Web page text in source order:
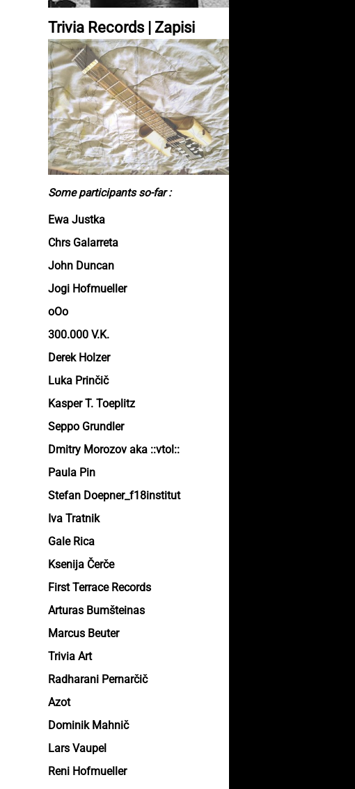
Trivia Records | Zapisi
Some participants so-far :
Ewa Justka
Chrs Galarreta
John Duncan
Jogi Hofmueller
oOo
300.000 V.K.
Derek Holzer
Luka Prinčič
Kasper T. Toeplitz
Seppo Grundler
Dmitry Morozov aka ::vtol::
Paula Pin
Stefan Doepner_f18institut
Iva Tratnik
Gale Rica
Ksenija Čerče
First Terrace Records
Arturas Bumšteinas
Marcus Beuter
Trivia Art
Radharani Pernarčič
Azot
Dominik Mahnič
Lars Vaupel
Reni Hofmueller